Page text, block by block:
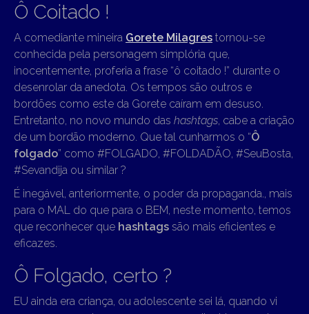
Ô Coitado !
A comediante mineira Gorete Milagres tornou-se
conhecida pela personagem simplória que,
inocentemente, proferia a frase “ô coitado !” durante o
desenrolar da anedota. Os tempos são outros e
bordões como este da Gorete caíram em desuso.
Entretanto, no novo mundo das hashtags, cabe a criação
de um bordão moderno. Que tal cunharmos o “Ô
folgado” como #FOLGADO, #FOLDADÃO, #SeuBosta,
#Sevandija ou similar ?
É inegável, anteriormente, o poder da propaganda., mais
para o MAL do que para o BEM, neste momento, temos
que reconhecer que hashtags são mais eficientes e
eficazes.
Ô Folgado, certo ?
EU ainda era criança, ou adolescente sei lá, quando vi